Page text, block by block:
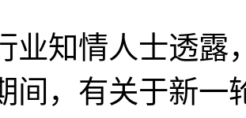
知情人士透露，
间，有关于新一